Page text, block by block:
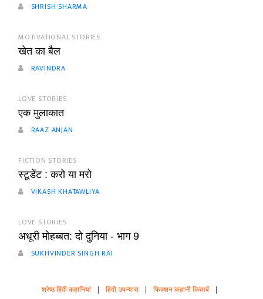
SHRISH SHARMA
MOTIVATIONAL STORIES
खेत का बैल
RAVINDRA
LOVE STORIES
एक मुलाकात
RAAZ ANJAN
FICTION STORIES
स्टूडेंट : करो या मरो
VIKASH KHATAWLIYA
LOVE STORIES
अधूरी मोहब्बत: दो दुनिया - भाग 9
SUKHVINDER SINGH RAI
श्रेष्ठ हिंदी कहानियां | हिंदी उपन्यास | फिक्शन कहानी किताबें |